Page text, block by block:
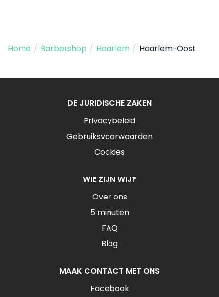
Home / Barbershop / Haarlem / Haarlem-Oost
DE JURIDISCHE ZAKEN
Privacybeleid
Gebruiksvoorwaarden
Cookies
WIE ZIJN WIJ?
Over ons
5 minuten
FAQ
Blog
MAAK CONTACT MET ONS
Facebook